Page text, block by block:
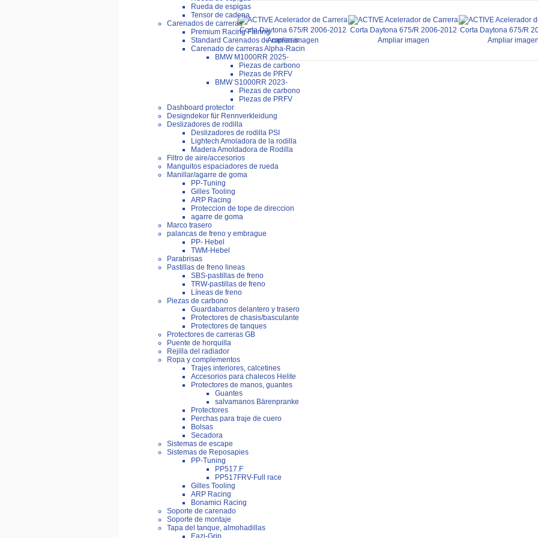
Rueda de espigas
Tensor de cadena
Carenados de carreras
Premium Racing Fairing
Standard Carenados de carreras
Carenado de carreras Alpha-Racin
BMW M1000RR 2025-
Piezas de carbono
Piezas de PRFV
BMW S1000RR 2023-
Piezas de carbono
Piezas de PRFV
Dashboard protector
Designdekor für Rennverkleidung
Deslizadores de rodilla
Deslizadores de rodilla PSI
Lightech Amoladora de la rodilla
Madera Amoldadora de Rodilla
Filtro de aire/accesorios
Manguitos espaciadores de rueda
Manillar/agarre de goma
PP-Tuning
Gilles Tooling
ARP Racing
Proteccion de tope de direccion
agarre de goma
Marco trasero
palancas de freno y embrague
PP- Hebel
TWM-Hebel
Parabrisas
Pastillas de freno lineas
SBS-pastillas de freno
TRW-pastillas de freno
Líneas de freno
Piezas de carbono
Guardabarros delantero y trasero
Protectores de chasis/basculante
Protectores de tanques
Protectores de carreras GB
Puente de horquilla
Rejilla del radiador
Ropa y complementos
Trajes interiores, calcetines
Accesorios para chalecos Helite
Protectores de manos, guantes
Guantes
salvamanos Bärenpranke
Protectores
Perchas para traje de cuero
Bolsas
Secadora
Sistemas de escape
Sistemas de Reposapies
PP-Tuning
PP517.F
PP517FRV-Full race
Gilles Tooling
ARP Racing
Bonamici Racing
Soporte de carenado
Soporte de montaje
Tapa del tanque, almohadillas
Eazi-Grip
Ampliar imagen Ampliar imagen Ampliar